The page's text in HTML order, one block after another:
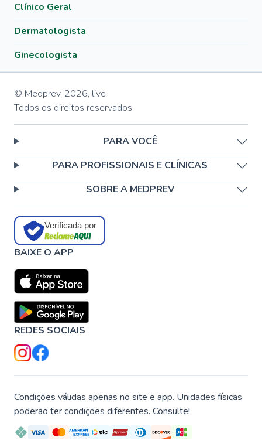
Clínico Geral
Dermatologista
Ginecologista
© Medprev, 2026, live
Todos os direitos reservados
PARA VOCÊ
PARA PROFISSIONAIS E CLÍNICAS
SOBRE A MEDPREV
Verificada por
BAIXE O APP
REDES SOCIAIS
Condições válidas apenas no site e app. Unidades físicas
poderão ter condições diferentes. Consulte!